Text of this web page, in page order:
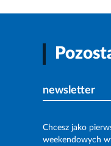
newsletter
Chcesz jako
weekendowych